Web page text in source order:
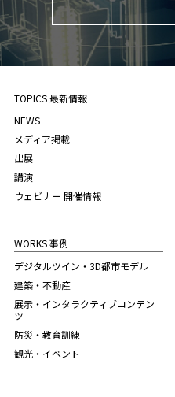
TOPICS 最新情報
NEWS
メディア掲載
出展
講演
ウェビナー 開催情報
WORKS 事例
デジタルツイン・3D都市モデル
建築・不動産
展示・インタラクティブコンテン
ツ
防災・教育訓練
観光・イベント